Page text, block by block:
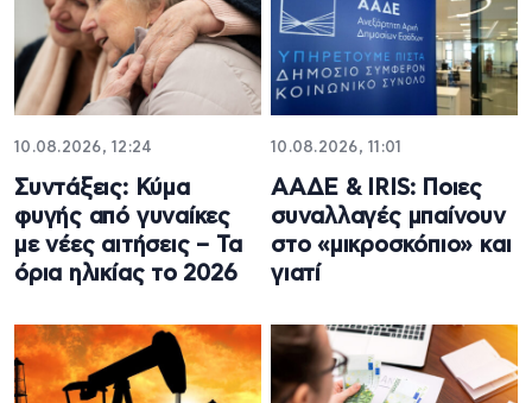
10.08.2026, 12:24
Συντάξεις: Κύμα
φυγής από γυναίκες
με νέες αιτήσεις – Τα
όρια ηλικίας το 2026
10.08.2026, 11:01
ΑΑΔΕ & IRIS: Ποιες
συναλλαγές μπαίνουν
στο «μικροσκόπιο» και
γιατί